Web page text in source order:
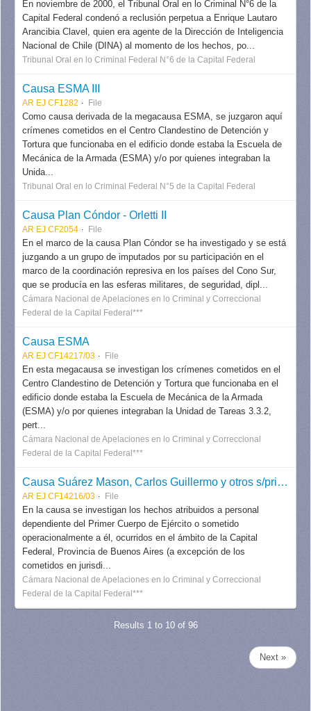
En noviembre de 2000, el Tribunal Oral en lo Criminal N°6 de la
Capital Federal condenó a reclusión perpetua a Enrique Lautaro
Arancibia Clavel, quien era agente de la Dirección de Inteligencia
Nacional de Chile (DINA) al momento de los hechos, po...
Tribunal Oral en lo Criminal Federal N°6 de la Capital Federal
Causa ESMA III
AR EJ CF1282 File
Como causa derivada de la megacausa ESMA, se juzgaron aquí
crímenes cometidos en el Centro Clandestino de Detención y
Tortura que funcionaba en el edificio donde estaba la Escuela de
Mecánica de la Armada (ESMA) y/o por quienes integraban la
Unida...
Tribunal Oral en lo Criminal Federal N°5 de la Capital Federal
Causa Plan Cóndor - Orletti II
AR EJ CF2054 File
En el marco de la causa Plan Cóndor se ha investigado y se está
juzgando a un grupo de imputados por su participación en el
marco de la coordinación represiva en los países del Cono Sur,
que se producía en las esferas militares, de seguridad, dipl...
Cámara Nacional de Apelaciones en lo Criminal y Correccional
Federal de la Capital Federal***
Causa ESMA
AR EJ CF14217/03 File
En esta megacausa se investigan los crímenes cometidos en el
Centro Clandestino de Detención y Tortura que funcionaba en el
edificio donde estaba la Escuela de Mecánica de la Armada
(ESMA) y/o por quienes integraban la Unidad de Tareas 3.3.2,
pert...
Cámara Nacional de Apelaciones en lo Criminal y Correccional
Federal de la Capital Federal***
Causa Suárez Mason, Carlos Guillermo y otros s/priv. ileg. de la libertad (Primer Cuerpo del Ejército)
AR EJ CF14216/03 File
En la causa se investigan los hechos atribuidos a personal
dependiente del Primer Cuerpo de Ejército o sometido
operacionalmente a él, ocurridos en el ámbito de la Capital
Federal, Provincia de Buenos Aires (a excepción de los
cometidos en jurisdi...
Cámara Nacional de Apelaciones en lo Criminal y Correccional
Federal de la Capital Federal***
Results 1 to 10 of 96
Next »